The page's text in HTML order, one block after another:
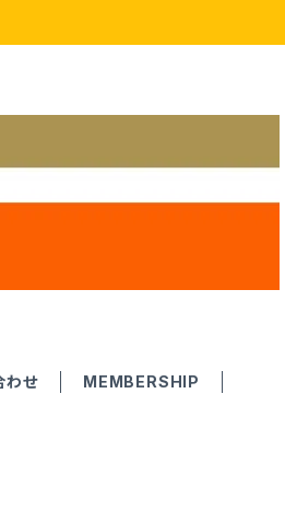
わせ MEMBERSHIP